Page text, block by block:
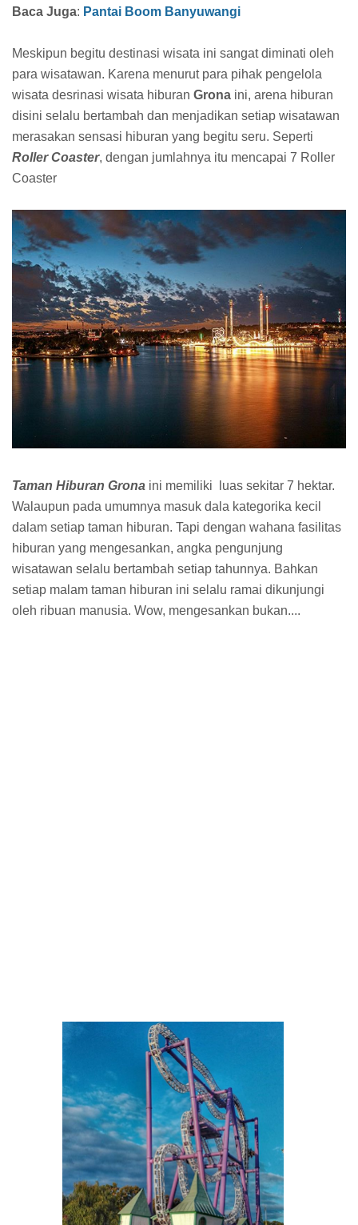
Baca Juga: Pantai Boom Banyuwangi
Meskipun begitu destinasi wisata ini sangat diminati oleh
para wisatawan. Karena menurut para pihak pengelola
wisata desrinasi wisata hiburan Grona ini, arena hiburan
disini selalu bertambah dan menjadikan setiap wisatawan
merasakan sensasi hiburan yang begitu seru. Seperti
Roller Coaster, dengan jumlahnya itu mencapai 7 Roller
Coaster
Taman Hiburan Grona ini memiliki luas sekitar 7 hektar.
Walaupun pada umumnya masuk dala kategorika kecil
dalam setiap taman hiburan. Tapi dengan wahana fasilitas
hiburan yang mengesankan, angka pengunjung
wisatawan selalu bertambah setiap tahunnya. Bahkan
setiap malam taman hiburan ini selalu ramai dikunjungi
oleh ribuan manusia. Wow, mengesankan bukan....